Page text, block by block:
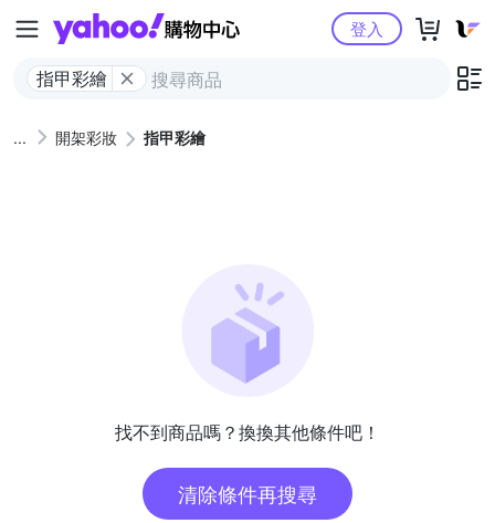
Yahoo購物中心
指甲彩繪
登入
開架彩妝 指甲彩繪
找不到商品嗎？換換其他條件吧！
清除條件再搜尋